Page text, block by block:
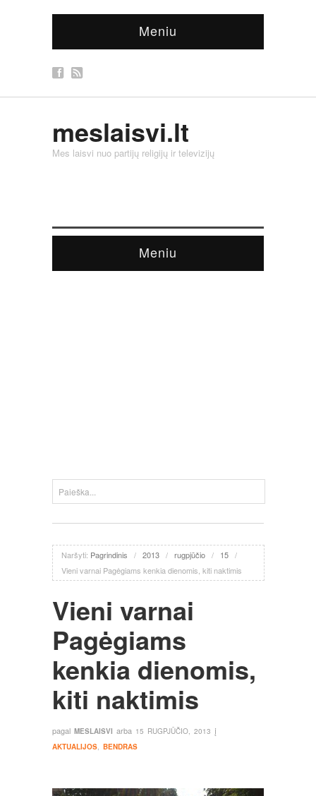
Meniu
meslaisvi.lt
Mes laisvi nuo partijų religijų ir televizijų
Meniu
Naršyti: Pagrindinis / 2013 / rugpjūčio / 15 /
Vieni varnai Pagėgiams kenkia dienomis, kiti naktimis
Vieni varnai
Pagėgiams
kenkia dienomis,
kiti naktimis
pagal MESLAISVI arba 15 RUGPJŪČIO, 2013 į
AKTUALIJOS, BENDRAS